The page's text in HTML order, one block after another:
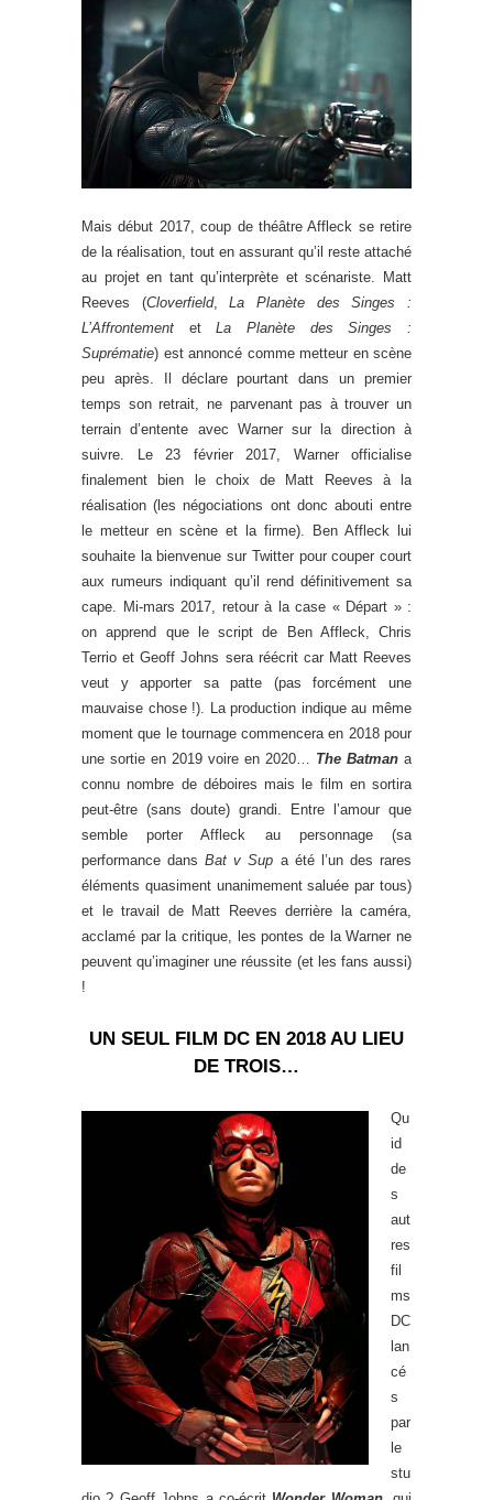
Mais début 2017, coup de théâtre Affleck se retire
de la réalisation, tout en assurant qu’il reste attaché
au projet en tant qu’interprète et scénariste. Matt
Reeves (Cloverfield,La Planète des Singes :
L’Affrontement etLa Planète des Singes :
Suprématie) est annoncé comme metteur en scène
peu après. Il déclare pourtant dans un premier
temps son retrait, ne parvenant pas à trouver un
terrain d’entente avec Warner sur la direction à
suivre. Le 23 février 2017, Warner officialise
finalement bien le choix de Matt Reeves à la
réalisation (les négociations ont donc abouti entre
le metteur en scène et la firme). Ben Affleck lui
souhaite la bienvenue sur Twitter pour couper court
aux rumeurs indiquant qu’il rend définitivement sa
cape. Mi-mars 2017, retour à la case « Départ » :
on apprend que le script de Ben Affleck, Chris
Terrio et Geoff Johns sera réécrit car Matt Reeves
veut y apporter sa patte (pas forcément une
mauvaise chose !). La production indique au même
moment que le tournage commencera en 2018 pour
une sortie en 2019 voire en 2020… The Batman a
connu nombre de déboires mais le film en sortira
peut-être (sans doute) grandi. Entre l’amour que
semble porter Affleck au personnage (sa
performance dansBat v Sup a été l’un des rares
éléments quasiment unanimement saluée par tous)
et le travail de Matt Reeves derrière la caméra,
acclamé par la critique, les pontes de la Warner ne
peuvent qu’imaginer une réussite (et les fans aussi)
!
UN SEUL FILM DC EN 2018 AU LIEU
DE TROIS…
Qu
id
de
s
aut
res
fil
ms
DC
lan
cé
s
par
le
stu